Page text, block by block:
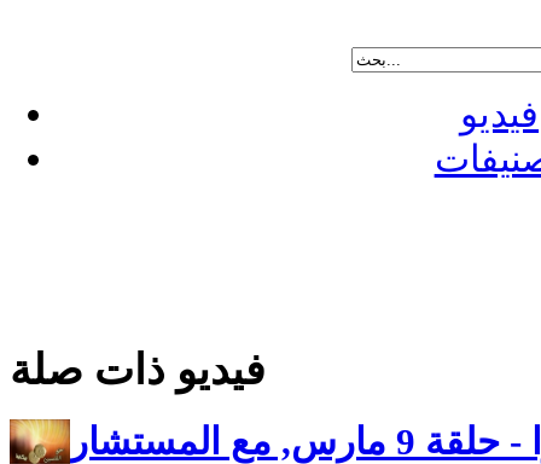
فيديو
فيديو ذات صلة
حتى الفلسين بيكفوا - حلقة 9 مارس, مع المستشار